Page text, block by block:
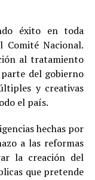
éxito en toda
Comité Nacional.
al tratamiento
del gobierno
y creativas
el país.
hechas por
a las reformas
la creación del
que pretende